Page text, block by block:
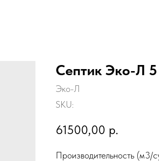
Септик Эко-Л 5
Эко-Л
SKU:
61500,00 р.
Производительность (м3/